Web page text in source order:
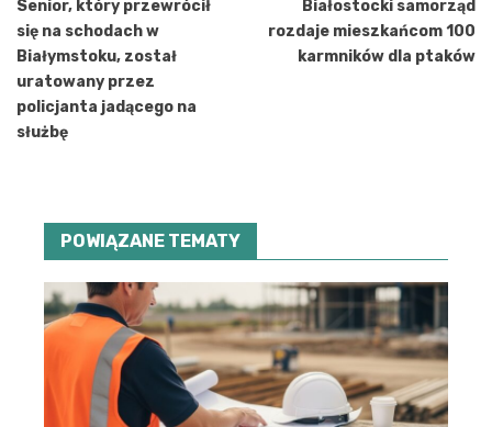
Senior, który przewrócił
się na schodach w
Białymstoku, został
uratowany przez
policjanta jadącego na
służbę
Białostocki samorząd
rozdaje mieszkańcom 100
karmników dla ptaków
POWIĄZANE TEMATY